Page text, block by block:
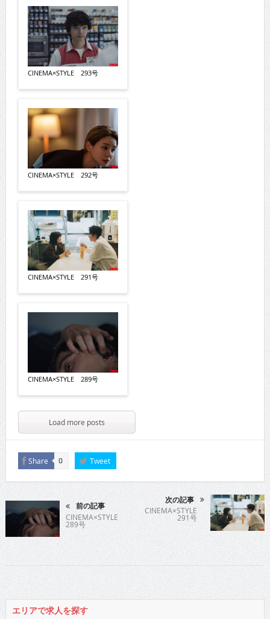
CINEMA×STYLE 293号
CINEMA×STYLE 292号
CINEMA×STYLE 291号
CINEMA×STYLE 289号
Load more posts
Share 0 Tweet
前の記事
CINEMA×STYLE
289号
次の記事
CINEMA×STYLE
291号
エリアで求人を探す